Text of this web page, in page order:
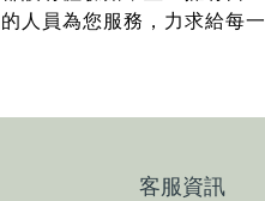
人員為您服務，力求給每
客服資訊